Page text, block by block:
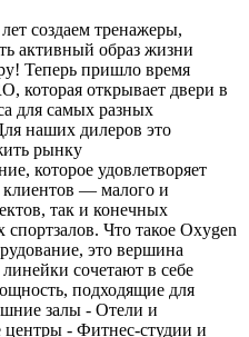
создаем тренажеры,
активный образ жизни
Теперь пришло время
которая открывает двери в
для самых разных
наших дилеров это
рынку
которое удовлетворяет
клиентов — малого и
так и конечных
Что такое Oxygen
это вершина
сочетают в себе
подходящие для
залы - Отели и
- Фитнес-студии и